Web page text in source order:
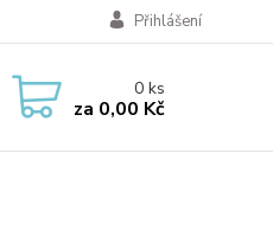
Přihlášení
0ks
za 0,00 Kč